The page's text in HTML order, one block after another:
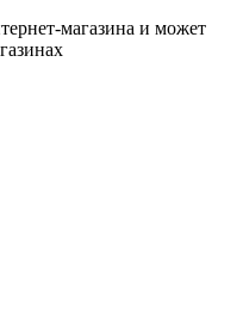
магазина и может